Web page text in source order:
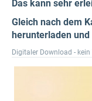
Das kann sehr
Gleich nach dem
herunterladen
Digitaler Download - kein